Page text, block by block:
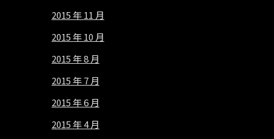
2015 年 11 月
2015 年 10 月
2015 年 8 月
2015 年 7 月
2015 年 6 月
2015 年 4 月